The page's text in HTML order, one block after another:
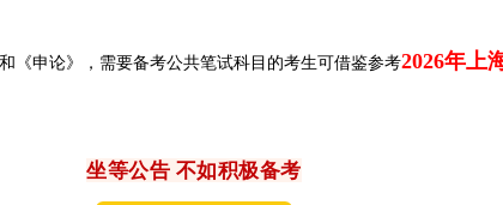
《申论》，需要备考公共笔试科目的考生可借鉴参考2026年上
坐等公告 不如积极备考